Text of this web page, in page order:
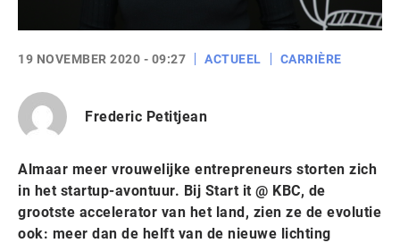
19 NOVEMBER 2020 - 09:27 ACTUEEL CARRIÈRE
Frederic Petitjean
Almaar meer vrouwelijke entrepreneurs storten zich
in het startup-avontuur. Bij Start it @ KBC, de
grootste accelerator van het land, zien ze de evolutie
ook: meer dan de helft van de nieuwe lichting